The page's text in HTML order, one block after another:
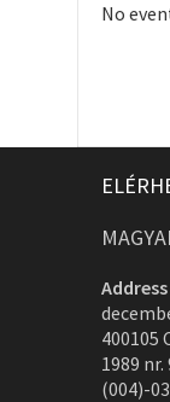
No
Address
400105
1989
(004)-